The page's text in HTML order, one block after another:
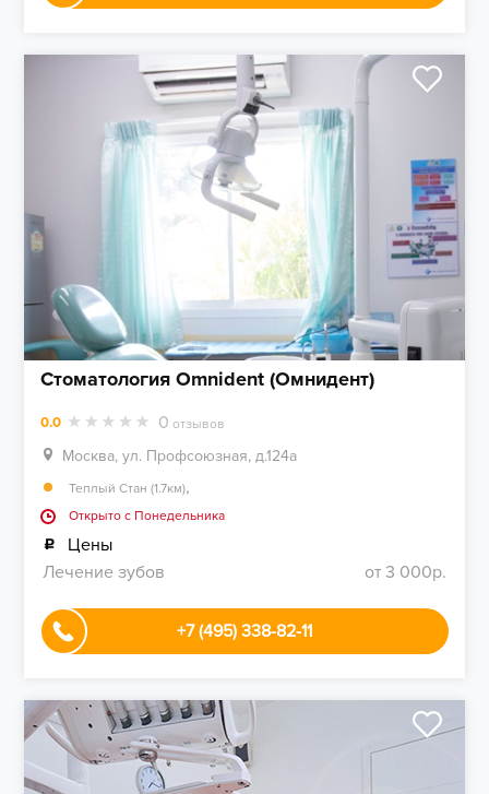
Стоматология Omnident (Омнидент)
0.0 0 отзывов
Москва, ул. Профсоюзная, д.124а
Теплый Стан (1.7км),
Открыто c Понедельника
Цены
Лечение зубов
от 3 000р.
+7 (495) 338-82-11